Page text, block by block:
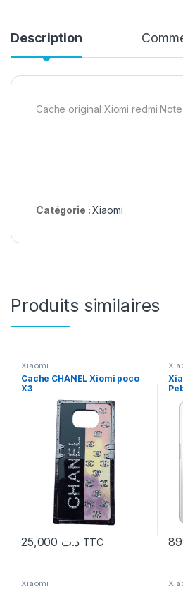
Description
Cache original Xiomi redmi
Catégorie :Xiaomi
Produits similaires
Xiaomi
Cache CHANEL Xiomi poco
X3
د.ت TTC
Xiaomi